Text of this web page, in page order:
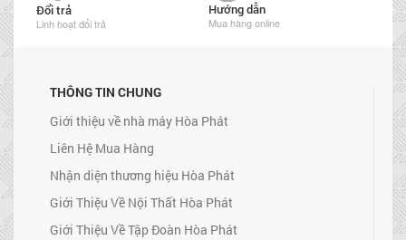
Đổi trả
Linh hoạt đổi trả
Hướng dẫn
Mua hàng online
THÔNG TIN CHUNG
Giới thiệu về nhà máy Hòa Phát
Liên Hệ Mua Hàng
Nhận diện thương hiệu Hòa Phát
Giới Thiệu Về Nội Thất Hòa Phát
Giới Thiệu Về Tập Đoàn Hòa Phát